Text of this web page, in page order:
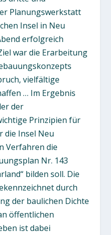
Planungswerkstatt
Insel in Neu
erfolgreich
war die Erarbeitung
vielfältige
… Im Ergebnis
der
Prinzipien für
die Insel Neu
Verfahren die
Nr. 143
bilden soll. Die
durch
der baulichen Dichte
öffentlichen
ist dabei